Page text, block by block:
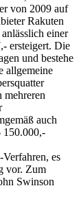
von 2009 auf
Rakuten
einer
ersteigert. Die
und bestehe
allgemeine
mehreren
auch
150.000,-
es
vor. Zum
Swinson